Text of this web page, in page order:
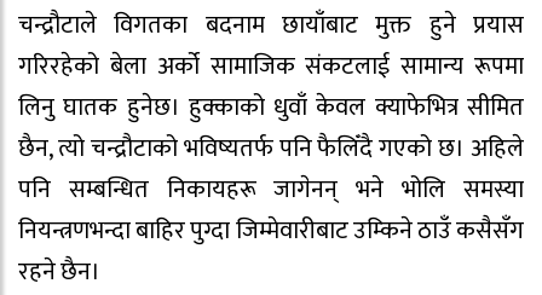
चन्द्रौटाले विगतका बदनाम छायाँबाट मुक्त हुने प्रयास
गरिरहेको बेला अर्को सामाजिक संकटलाई सामान्य रूपमा
लिनु घातक हुनेछ। हुक्काको धुवाँ केवल क्याफेभित्र सीमित
छैन, त्यो चन्द्रौटाको भविष्यतर्फ पनि फैलिँदै गएको छ। अहिले
पनि सम्बन्धित निकायहरू जागेनन् भने भोलि समस्या
नियन्त्रणभन्दा बाहिर पुग्दा जिम्मेवारीबाट उम्किने ठाउँ कसैसँग
रहने छैन।